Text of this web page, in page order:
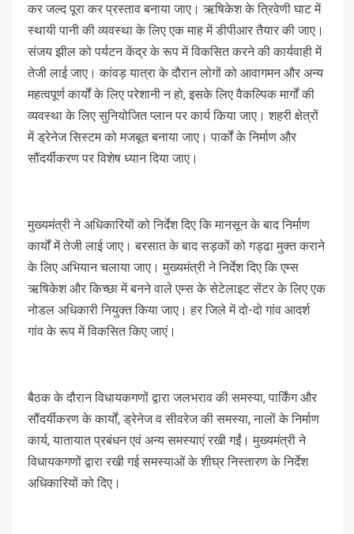
कर जल्द पूरा कर प्रस्ताव बनाया जाए। ऋषिकेश के त्रिवेणी घाट में
स्थायी पानी की व्यवस्था के लिए एक माह में डीपीआर तैयार की जाए।
संजय झील को पर्यटन केंद्र के रूप में विकसित करने की कार्यवाही में
तेजी लाई जाए। कांवड़ यात्रा के दौरान लोगों को आवागमन और अन्य
महत्वपूर्ण कार्यों के लिए परेशानी न हो, इसके लिए वैकल्पिक मार्गों की
व्यवस्था के लिए सुनियोजित प्लान पर कार्य किया जाए। शहरी क्षेत्रों
में ड्रेनेज सिस्टम को मजबूत बनाया जाए। पार्कों के निर्माण और
सौंदर्यीकरण पर विशेष ध्यान दिया जाए।
मुख्यमंत्री ने अधिकारियों को निर्देश दिए कि मानसून के बाद निर्माण
कार्यों में तेजी लाई जाए। बरसात के बाद सड़कों को गड्ढा मुक्त कराने
के लिए अभियान चलाया जाए। मुख्यमंत्री ने निर्देश दिए कि एम्स
ऋषिकेश और किच्छा में बनने वाले एम्स के सेटेलाइट सेंटर के लिए एक
नोडल अधिकारी नियुक्त किया जाए। हर जिले में दो-दो गांव आदर्श
गांव के रूप में विकसित किए जाएं।
बैठक के दौरान विधायकगणों द्वारा जलभराव की समस्या, पार्किंग और
सौंदर्यीकरण के कार्यों, ड्रेनेज व सीवरेज की समस्या, नालों के निर्माण
कार्य, यातायात प्रबंधन एवं अन्य समस्याएं रखी गईं। मुख्यमंत्री ने
विधायकगणों द्वारा रखी गई समस्याओं के शीघ्र निस्तारण के निर्देश
अधिकारियों को दिए।